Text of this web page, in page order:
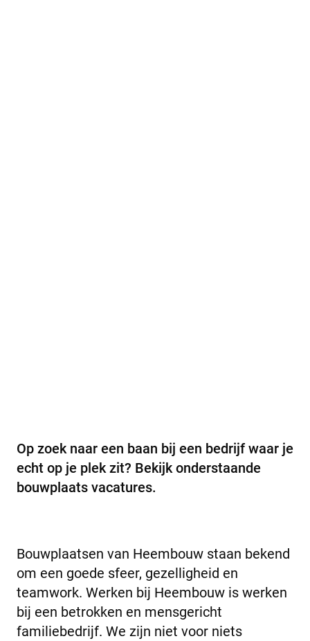
Op zoek naar een baan bij een bedrijf waar je
echt op je plek zit? Bekijk onderstaande
bouwplaats vacatures.
Bouwplaatsen van Heembouw staan bekend
om een goede sfeer, gezelligheid en
teamwork. Werken bij Heembouw is werken
bij een betrokken en mensgericht
familiebedrijf. We zijn niet voor niets